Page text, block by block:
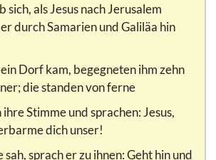
sich, als Jesus nach Jerusalem
durch Samarien und Galiläa hin
Dorf kam, begegneten ihm zehn
die standen von ferne
Stimme und sprachen: Jesus,
dich unser!
sah, sprach er zu ihnen: Geht hin und